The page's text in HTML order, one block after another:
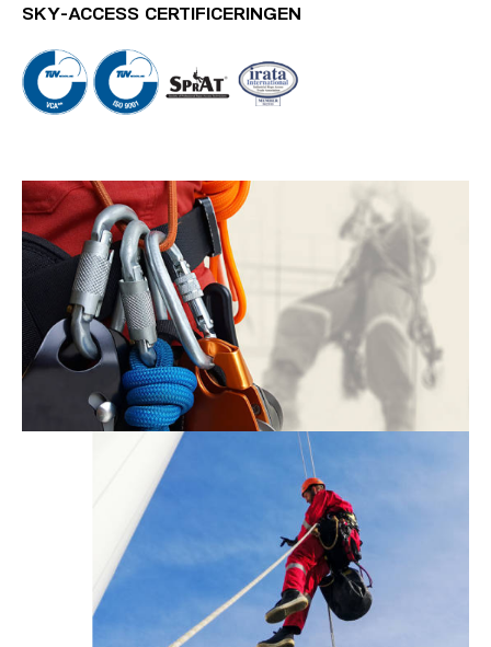
SKY-ACCESS CERTIFICERINGEN